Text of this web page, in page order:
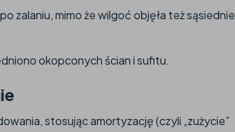
zalaniu, mimo że wilgoć objęła też sąsiednie
okopconych ścian i sufitu.
stosując amortyzację (czyli „zużycie”